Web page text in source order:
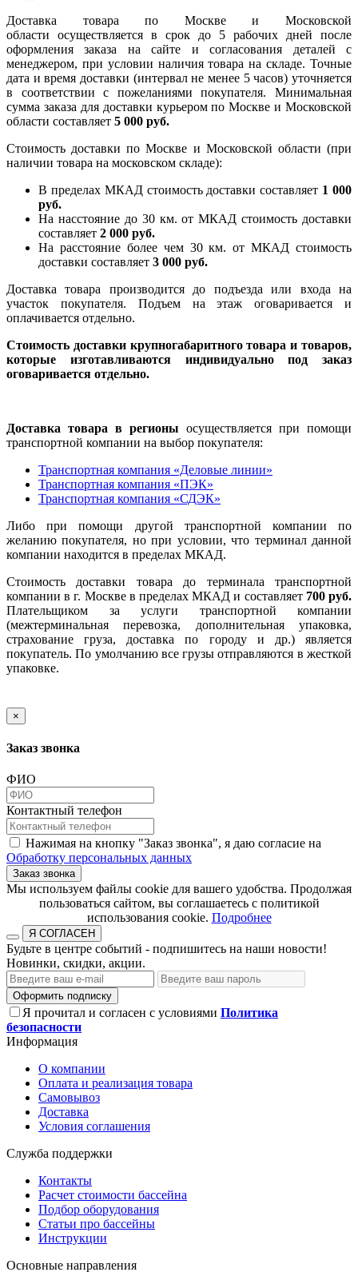
Доставка товара по Москве и Московской
области осуществляется в срок до 5 рабочих дней после
оформления заказа на сайте и согласования деталей с
менеджером, при условии наличия товара на складе. Точные
дата и время доставки (интервал не менее 5 часов) уточняется
в соответствии с пожеланиями покупателя. Минимальная
сумма заказа для доставки курьером по Москве и Московской
области составляет 5 000 руб.
Стоимость доставки по Москве и Московской области (при
наличии товара на московском складе):
В пределах МКАД стоимость доставки составляет 1 000
руб.
На насcтояние до 30 км. от МКАД стоимость доставки
составляет 2 000 руб.
На расстояние более чем 30 км. от МКАД стоимость
доставки составляет 3 000 руб.
Доставка товара производится до подъезда или входа на
участок покупателя. Подъем на этаж оговаривается и
оплачивается отдельно.
Стоимость доставки крупногабаритного товара и товаров,
которые изготавливаются индивидуально под заказ
оговаривается отдельно.
Доставка товара в регионы осуществляется при помощи
транспортной компании на выбор покупателя:
Транспортная компания «Деловые линии»
Транспортная компания «ПЭК»
Транспортная компания «СДЭК»
Либо при помощи другой транспортной компании по
желанию покупателя, но при условии, что терминал данной
компании находится в пределах МКАД.
Стоимость доставки товара до терминала транспортной
компании в г. Москве в пределах МКАД и составляет 700 руб.
Плательщиком за услуги транспортной компании
(межтерминальная перевозка, дополнительная упаковка,
страхование груза, доставка по городу и др.) является
покупатель. По умолчанию все грузы отправляются в жесткой
упаковке.
×
Заказ звонка
ФИО
Контактный телефон
Нажимая на кнопку "Заказ звонка", я даю согласие на
Обработку персональных данных
Заказ звонка
​​​​​​​Мы используем файлы cookie для вашего удобства. Продолжая
пользоваться сайтом, вы соглашаетесь с политикой
использования cookie.​​​​​​​ Подробнее
Я СОГЛАСЕН
Будьте в центре событий - подпишитесь на наши новости!
Новинки, скидки, акции.
Оформить подписку
Я прочитал и согласен с условиями Политика
безопасности
Информация
О компании
Оплата и реализация товара
Самовывоз
Доставка
Условия соглашения
Служба поддержки
Контакты
Расчет стоимости бассейна
Подбор оборудования
Статьи про бассейны
Инструкции
Основные направления